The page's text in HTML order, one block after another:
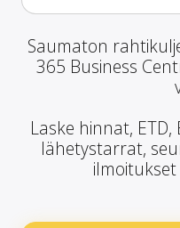
Saumaton
365 Business
Laske hinnat, ETD,
lähetystarrat,